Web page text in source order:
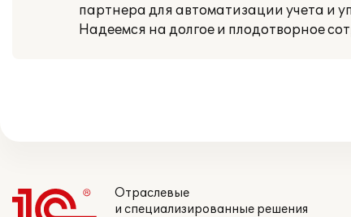
партнера для автоматизации учета и
Надеемся на долгое и плодотворное
Отраслевые
и специализированные решения